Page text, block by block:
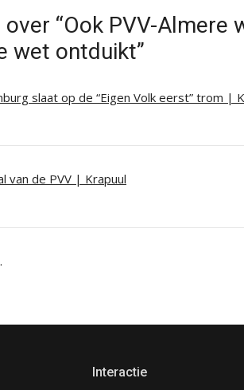
“Ook PVV-Almere
wet ontduikt”
slaat op de “Eigen Volk eerst” trom |
van de PVV | Krapuul
Interactie